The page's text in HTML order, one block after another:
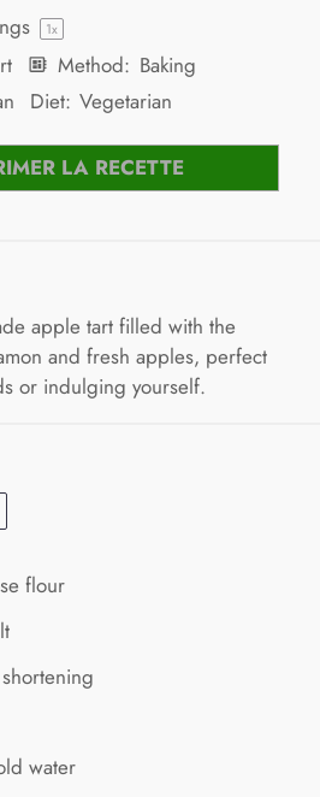
1x
Method: Baking
Diet: Vegetarian
LA RECETTE
apple tart filled with the
and fresh apples, perfect
or indulging yourself.
flour
water